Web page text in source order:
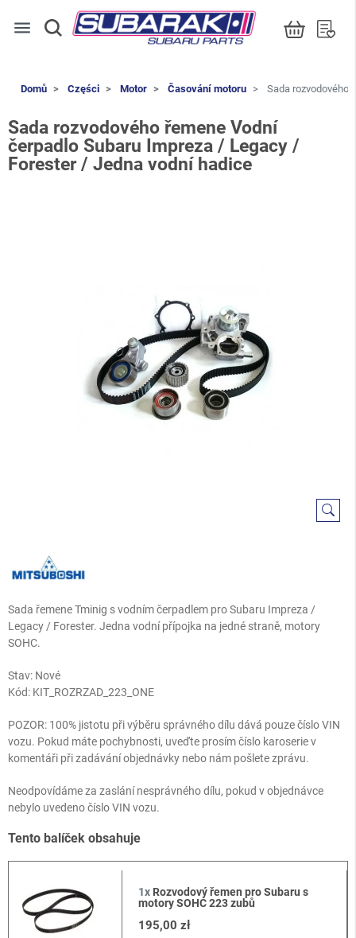
menu
Domů Części Motor Časování motoru Sada rozvodového
Sada rozvodového řemene Vodní
čerpadlo Subaru Impreza / Legacy /
Forester / Jedna vodní hadice
Sada řemene Tminig s vodním čerpadlem pro Subaru Impreza /
Legacy / Forester. Jedna vodní přípojka na jedné straně, motory
SOHC.
Stav: Nové
Kód: KIT_ROZRZAD_223_ONE
POZOR: 100% jistotu při výběru správného dílu dává pouze číslo VIN
vozu. Pokud máte pochybnosti, uveďte prosím číslo karoserie v
komentáři při zadávání objednávky nebo nám pošlete zprávu.
Neodpovídáme za zaslání nesprávného dílu, pokud v objednávce
nebylo uvedeno číslo VIN vozu.
Tento balíček obsahuje
1xRozvodový řemen pro Subaru s
motory SOHC 223 zubů
195,00 zł